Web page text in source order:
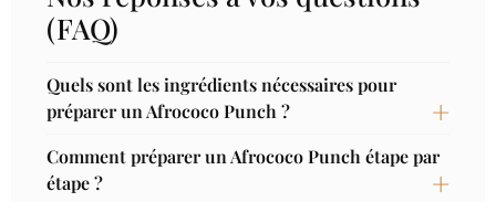
(FAQ)
Quels sont les ingrédients nécessaires pour
préparer un Afrococo Punch ?
Comment préparer un Afrococo Punch étape par
étape ?